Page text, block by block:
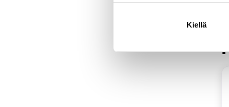
Kiellä